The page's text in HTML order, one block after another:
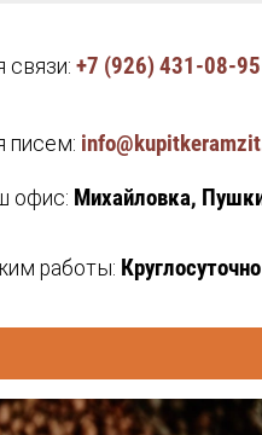
связи: +7 (926) 431-08-95
писем:
офис: Михайловка,
работы: Круглосуточно